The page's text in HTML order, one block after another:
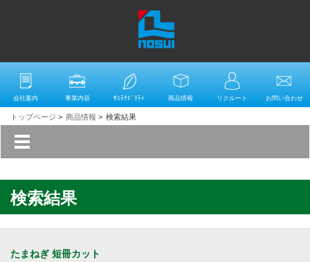
会社案内 事業内容 ｻｽﾃﾅﾋﾞﾘﾃｨ 商品情報 リクルート お問い合わせ
トップページ > 商品情報 > 検索結果
検索結果
たまねぎ 短冊カット